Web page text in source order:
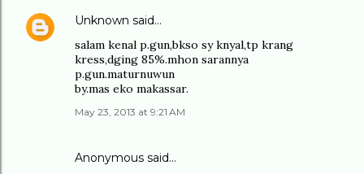
Unknown said…
salam kenal p.gun,bkso sy knyal,tp krang
kress,dging 85%.mhon sarannya
p.gun.maturnuwun
by.mas eko makassar.
May 23, 2013 at 9:21 AM
Anonymous said…